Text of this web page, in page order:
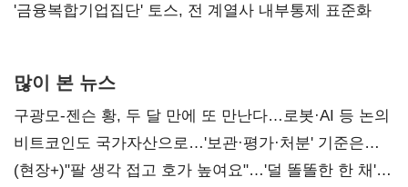
'금융복합기업집단' 토스, 전 계열사 내부통제 표준화
많이 본 뉴스
구광모-젠슨 황, 두 달 만에 또 만난다…로봇·AI 등 논의
비트코인도 국가자산으로…'보관·평가·처분' 기준은
숙제
(현장+)"팔 생각 접고 호가 높여요"…'덜 똘똘한 한 채'